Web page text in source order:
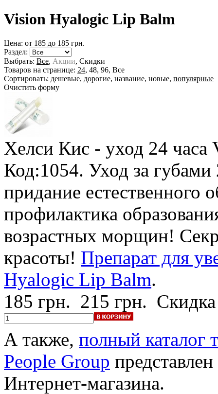
Vision Hyalogic Lip Balm
Цена: от 185 до 185 грн.
Раздел:
Выбрать: Все, Акции, Скидки
Товаров на странице: 24, 48, 96, Все
Сортировать: дешевые, дорогие, название, новые, популярные
Очистить форму
Хелси Кис - уход 24
Код:1054. Уход за губами
придание
профилактика
возрастных морщин!
красоты! Препарат для
Hyalogic Lip Balm.
185 грн. 215 грн.
А также, полный каталог
People Group
Интернет-магазина.